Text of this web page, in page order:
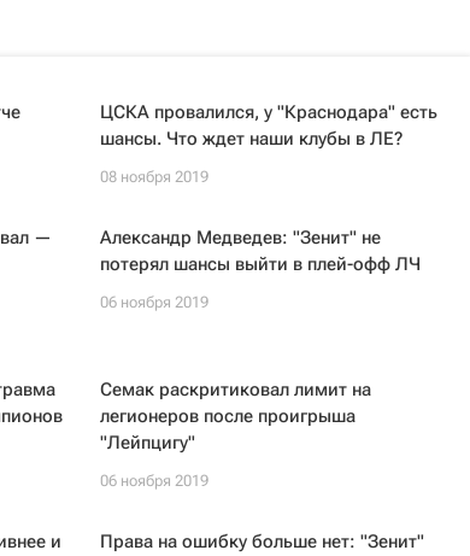
ЦСКА провалился, у "Краснодара" есть
шансы. Что ждет наши клубы в ЛЕ?
08 ноября 2019
—
Александр Медведев: "Зенит" не
потерял шансы выйти в плей-офф ЛЧ
06 ноября 2019
Семак раскритиковал лимит на
легионеров после проигрыша
"Лейпцигу"
06 ноября 2019
и
Права на ошибку больше нет: "Зенит"